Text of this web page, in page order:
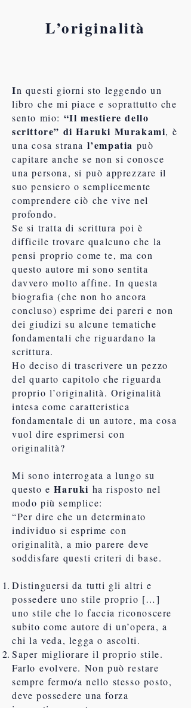
L’originalità
In questi giorni sto leggendo un
libro che mi piace e soprattutto che
sento mio: “Il mestiere dello
scrittore” di Haruki Murakami, è
una cosa strana l’empatia può
capitare anche se non si conosce
una persona, si può apprezzare il
suo pensiero o semplicemente
comprendere ciò che vive nel
profondo.
Se si tratta di scrittura poi è
difficile trovare qualcuno che la
pensi proprio come te, ma con
questo autore mi sono sentita
davvero molto affine. In questa
biografia (che non ho ancora
concluso) esprime dei pareri e non
dei giudizi su alcune tematiche
fondamentali che riguardano la
scrittura.
Ho deciso di trascrivere un pezzo
del quarto capitolo che riguarda
proprio l’originalità. Originalità
intesa come caratteristica
fondamentale di un autore, ma cosa
vuol dire esprimersi con
originalità?
Mi sono interrogata a lungo su
questo eHaruki ha risposto nel
modo più semplice:
“Per dire che un determinato
individuo si esprime con
originalità, a mio parere deve
soddisfare questi criteri di base.
Distinguersi da tutti gli altri e
possedere uno stile proprio […]
uno stile che lo faccia riconoscere
subito come autore di un’opera, a
chi la veda, legga o ascolti.
Saper migliorare il proprio stile.
Farlo evolvere. Non può restare
sempre fermo/a nello stesso posto,
deve possedere una forza